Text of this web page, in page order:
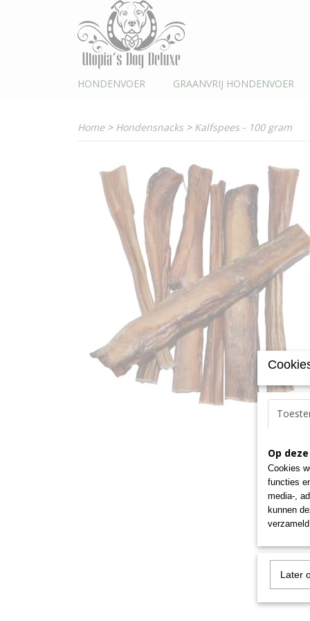
HONDENVOER GRAANVRIJ HONDENVOER
Home> Hondensnacks > Kalfspees - 100 gram
Op
Cookies
functies
media-,
kunnen
Later